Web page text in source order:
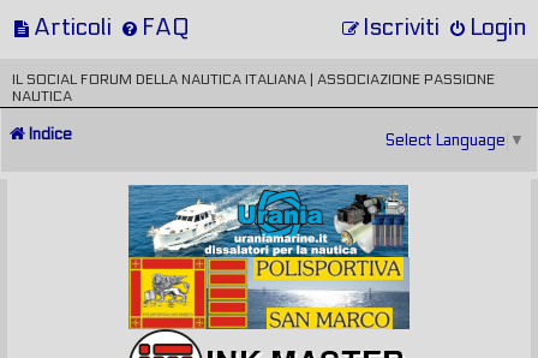
Articoli FAQ Login
Iscriviti
IL SOCIAL FORUM DELLA NAUTICA ITALIANA | ASSOCIAZIONE PASSIONE
NAUTICA
Indice Select Language ▼